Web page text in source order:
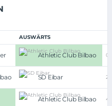
AUSWÄRTS
Athletic Club Bilbao
SD Eibar
Athletic Club Bilbao